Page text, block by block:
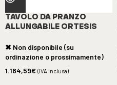
TAVOLO DA PRANZO
ALLUNGABILE ORTESIS
✖ Non disponibile (su
ordinazione o prossimamente)
1.184,59€ (IVA inclusa)